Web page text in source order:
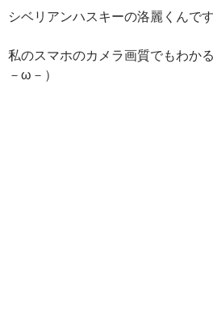
シベリアンハスキーの洛麗くんです
私のスマホのカメラ画質でもわか
－ω－）